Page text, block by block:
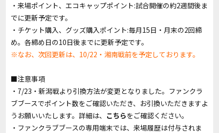
・来場ポイント、エコキャップポイント:試合開催の約2週間後ま
でに更新予定です。
・チケット購入、グッズ購入ポイント:毎月15日・月末の2回締
め。各締め日の10日後までに更新予定です。
※なお、次回更新は、10/22・湘南戦前を予定しております。
■注意事項
・7/23・新潟戦より引換方法が変更となりました。ファンクラ
ブブースでポイント数をご確認いただき、お引換いただきますよ
うお願いいたします。詳細は、 こちらをご確認ください。
・ファンクラブブースの専用端末では、来場履歴は付与されま